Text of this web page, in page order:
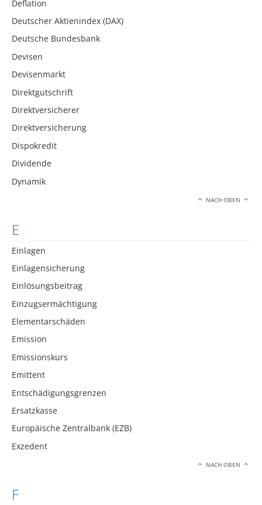
Deflation
Deutscher Aktienindex (DAX)
Deutsche Bundesbank
Devisen
Devisenmarkt
Direktgutschrift
Direktversicherer
Direktversicherung
Dispokredit
Dividende
Dynamik
NACH OBEN
E
Einlagen
Einlagensicherung
Einlösungsbeitrag
Einzugsermächtigung
Elementarschäden
Emission
Emissionskurs
Emittent
Entschädigungsgrenzen
Ersatzkasse
Europäische Zentralbank (EZB)
Exzedent
NACH OBEN
F